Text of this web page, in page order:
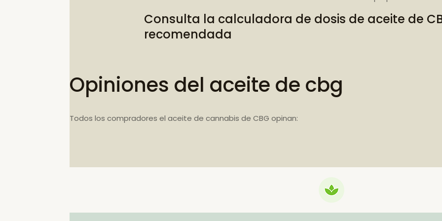
Consulta la calculadora de dosis de aceite de
recomendada
Opiniones del aceite de cbg
Todos los compradores el aceite de cannabis de CBG opinan: